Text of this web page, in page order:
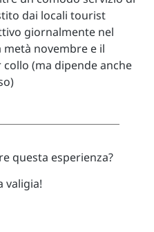
dai locali tourist
giornalmente nel
metà novembre e il
collo (ma dipende anche
questa esperienza?
valigia!